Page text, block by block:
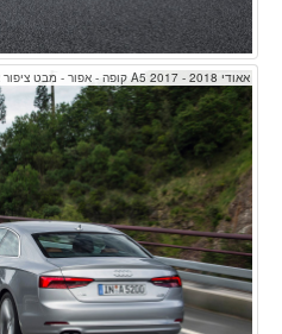
אאודי A5 2017 - 2018 קופה - אפור - מבט ציפור אחורי